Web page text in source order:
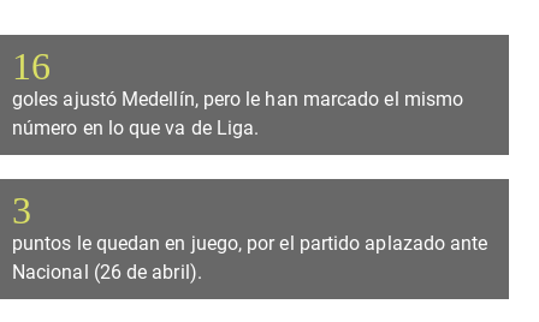
16
goles ajustó Medellín, pero le han marcado el mismo
número en lo que va de Liga.
3
puntos le quedan en juego, por el partido aplazado ante
Nacional (26 de abril).